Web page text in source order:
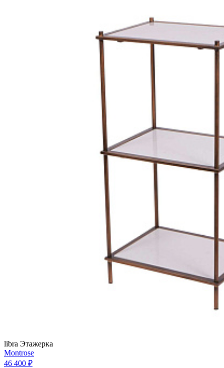
libra Этажерка
Montrose
46 400 ₽